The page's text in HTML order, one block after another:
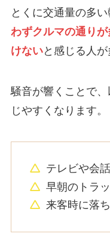
とくに交通量の多い
わずクルマの通り
けないと感じる人が
騒音が響くことで
じやすくなります。
テレビや会
早朝のトラ
来客時に落